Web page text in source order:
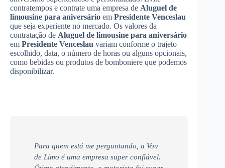
contratempos e contrate uma empresa de Aluguel de
limousine para aniversário em Presidente Venceslau
que seja experiente no mercado. Os valores da
contratação de Aluguel de limousine para aniversário
em Presidente Venceslau variam conforme o trajeto
escolhido, data, o número de horas ou alguns opcionais,
como bebidas ou produtos de bomboniere que podemos
disponibilizar.
Para quem está me perguntando, a Vou
de Limo é uma empresa super confiável.